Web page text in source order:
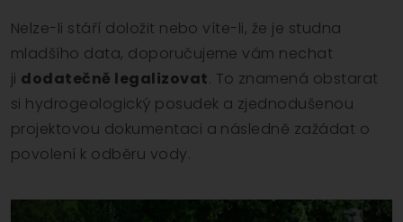
Nelze-li stáří doložit nebo víte-li, že je studna
mladšího data, doporučujeme vám nechat
ji dodatečně legalizovat. To znamená obstarat
si hydrogeologický posudek a zjednodušenou
projektovou dokumentaci a následně zažádat o
povolení k odběru vody.